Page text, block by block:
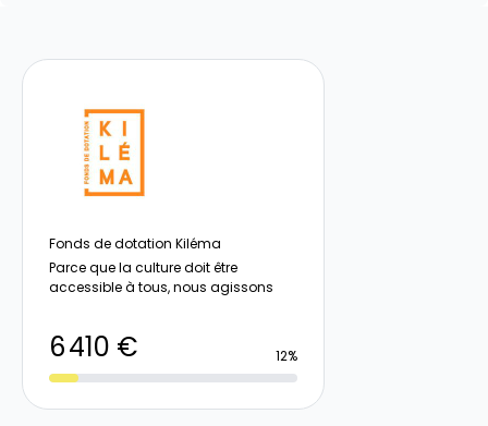
Fonds de dotation Kiléma
Parce que la culture doit être
accessible à tous, nous agissons
6 410 € 12%